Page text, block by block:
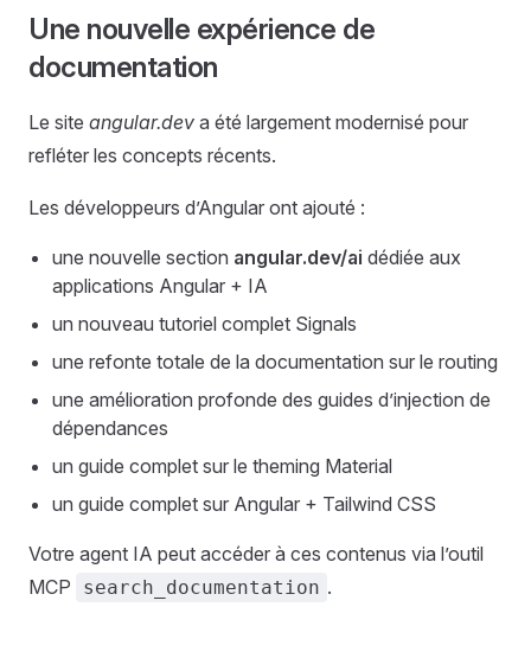
Une nouvelle expérience de
documentation
Le site angular.dev a été largement modernisé pour
refléter les concepts récents.
Les développeurs d’Angular ont ajouté :
une nouvelle section angular.dev/ai dédiée aux
applications Angular + IA
un nouveau tutoriel complet Signals
une refonte totale de la documentation sur le routing
une amélioration profonde des guides d’injection de
dépendances
un guide complet sur le theming Material
un guide complet sur Angular + Tailwind CSS
Votre agent IA peut accéder à ces contenus via l’outil
MCP
search_documentation .